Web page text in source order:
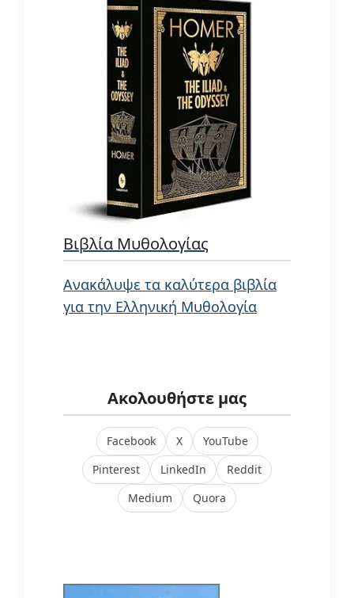
Βιβλία Μυθολογίας
Ανακάλυψε τα καλύτερα βιβλία
για την Ελληνική Μυθολογία
Ακολουθήστε μας
Facebook X
YouTube
Pinterest
LinkedIn
Reddit
Medium
Quora